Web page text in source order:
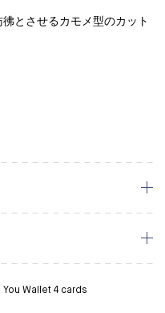
とさせるカモメ型のカット
You Wallet 4 cards